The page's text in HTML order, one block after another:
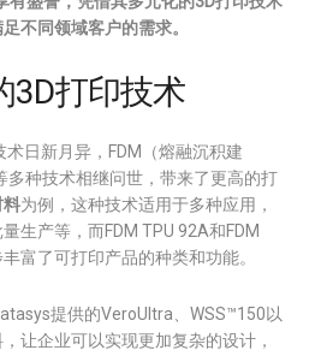
不同领域客户的需求。
3D打印技术
日新月异，FDM（熔融沉积建
多种技术相继问世，带来了更高的打
料为例，这种技术适用于多种应用，
生产等，而FDM TPU 92A和FDM
富了可打印产品的种类和功能。
提供的VeroUltra、WSS™150以
让企业可以实现更加复杂的设计，